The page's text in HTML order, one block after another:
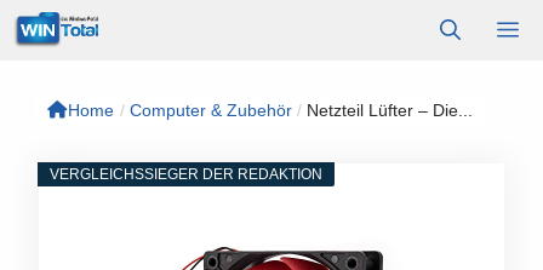
Zum
Inhalt
Home / Computer & Zubehör / Netzteil Lüfter – Die...
VERGLEICHSSIEGER DER REDAKTION